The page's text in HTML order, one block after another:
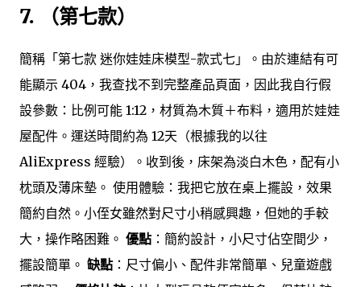
7. （第七款）
簡稱「第七款 迷你娃娃床模型-款式七」。由於連結有可
能顯示 404，我查找不到完整產品頁面，因此我自行假
設參數：比例可能 1:12，材質為木質＋布料，適用於娃娃
屋配件。運送時間約為 12天（根據我的以往
AliExpress 經驗）。收到後，床架為淡白木色，配有小
枕頭及薄床墊。 使用體驗：我把它放在桌上擺設，效果
簡約自然。小侄女雖然對尺寸小稍感興趣，但她的手較
大，操作略困難。 優點 ：簡約設計，小尺寸佔空間少，
擺設簡單。 缺點 ：尺寸偏小、配件非常簡單、兒童遊戲